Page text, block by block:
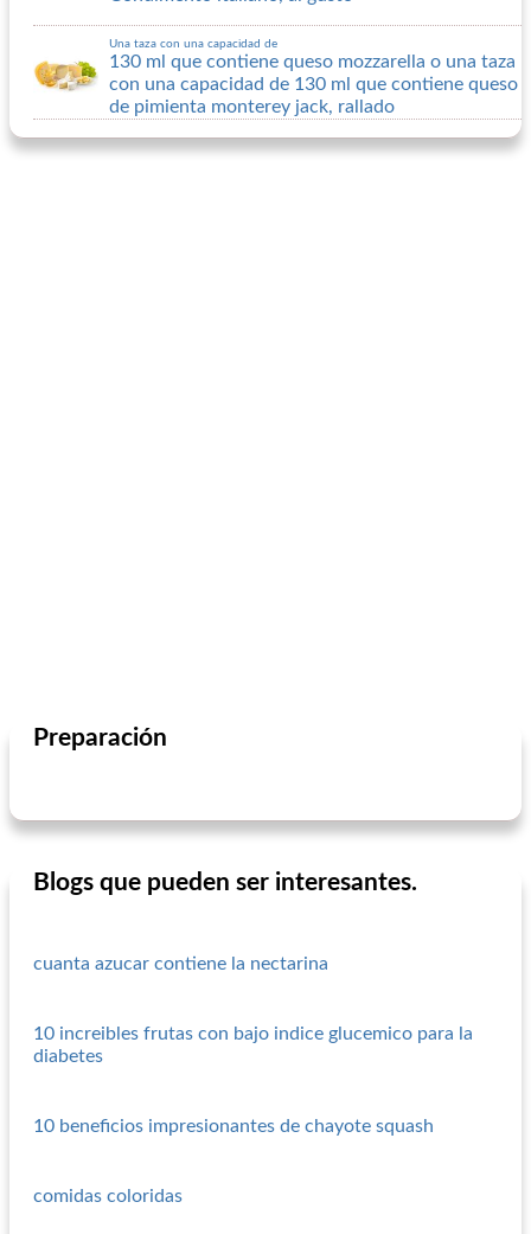
Una taza con una capacidad de
130 ml que contiene queso mozzarella o una taza
con una capacidad de 130 ml que contiene queso
de pimienta monterey jack, rallado
Preparación
Blogs que pueden ser interesantes.
cuanta azucar contiene la nectarina
10 increibles frutas con bajo indice glucemico para la
diabetes
10 beneficios impresionantes de chayote squash
comidas coloridas